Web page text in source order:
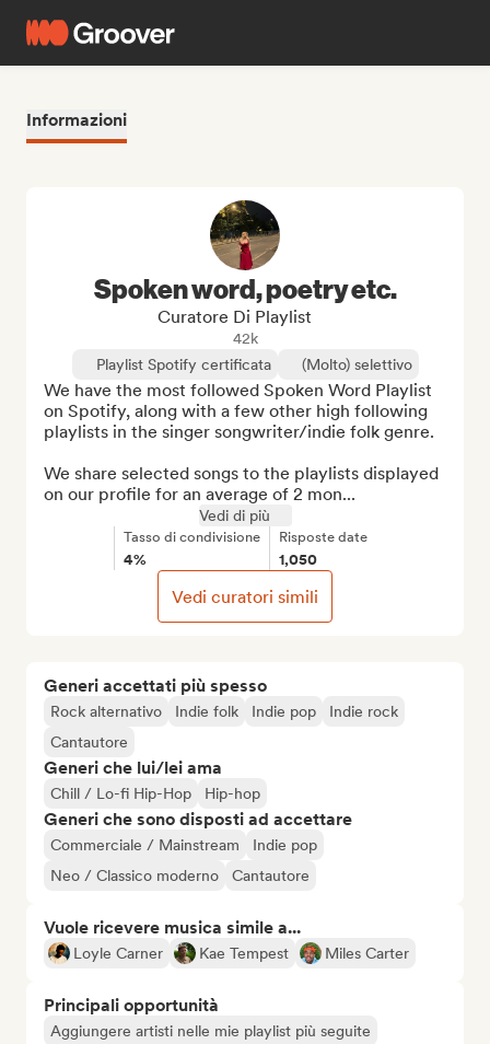
Informazioni
Generi accettati più spesso
Rock alternativo Indie folk Indie pop
Indie rock
Cantautore
Generi che lui/lei ama
Chill / Lo-fi Hip-Hop Hip-hop
Generi che sono disposti ad accettare
Commerciale / Mainstream
Indie pop
Neo / Classico moderno
Cantautore
Vuole ricevere musica simile a...
Loyle Carner Kae Tempest Miles Carter
Principali opportunità
Aggiungere artisti nelle mie playlist più seguite
Spoken word, poetry etc.
Curatore Di Playlist
42k
Playlist Spotify certificata
(Molto) selettivo
We have the most followed Spoken Word Playlist
on Spotify, along with a few other high following
playlists in the singer songwriter/indie folk genre.
We share selected songs to the playlists displayed
on our profile for an average of 2 mon...
Vedi di più
Tasso di condivisione
4%
Risposte date
1,050
Vedi curatori simili